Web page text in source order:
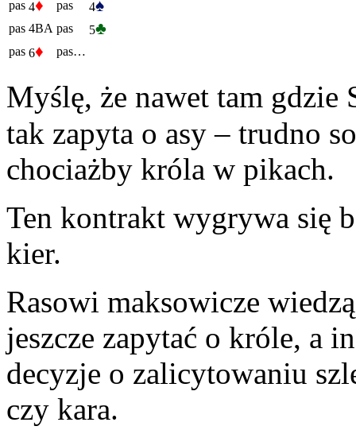
pas 4♦ pas 4♠
pas 4BA pas 5♣
pas 6♦ pas…
Myślę, że nawet tam gdzie
tak zapyta o asy – trudno
chociażby króla w pikach.
Ten kontrakt wygrywa się
kier.
Rasowi maksowicze
jeszcze zapytać o króle, a
decyzje o zalicytowaniu
czy kara.